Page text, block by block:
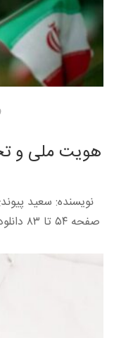
هویت ملی و
صفحه